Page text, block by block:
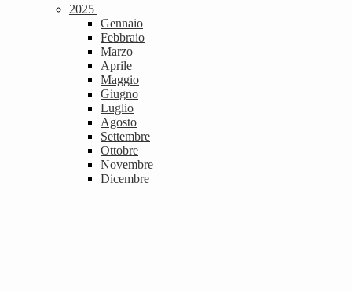
2025
Gennaio
Febbraio
Marzo
Aprile
Maggio
Giugno
Luglio
Agosto
Settembre
Ottobre
Novembre
Dicembre